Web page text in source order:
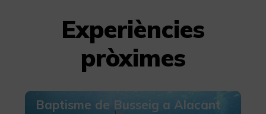
Experiències
pròximes
Baptisme de Busseig a Alacant